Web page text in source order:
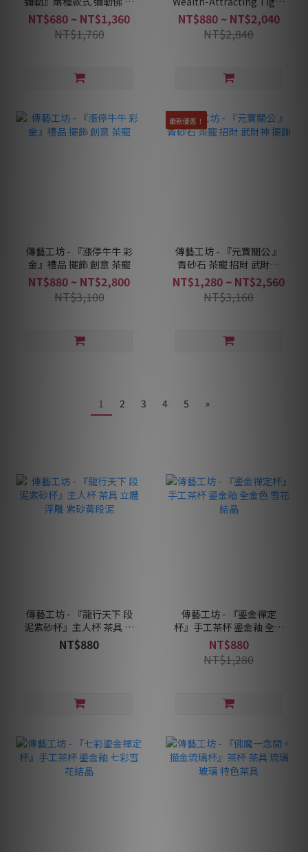
寶 富貴紅釉
NT$680 ~ NT$1,360
NT$1,760
Lord Figurine, Chibi
Tiger Deity Auspicious
Beast Blue Sandstone
NT$880 ~ NT$2,040
NT$2,840
傳藝工坊 - 『漲停牛牛 彩
金』禮品 擺飾 創意 茶寵
NT$880 ~ NT$2,800
NT$3,100
最新優惠！
傳藝工坊 - 『元寶關公 』
青砂石 茶寵 招財 武財神
擺飾
NT$1,280 ~ NT$2,560
NT$3,160
1 2 3 4 5 »
傳藝工坊 - 『龍行天下 段
泥紫砂杯』主人杯 茶具 立
體浮雕 紫砂黃段泥
NT$880
傳藝工坊 - 『鎏金禪定
杯』手工茶杯 鎏金釉 全金
色 雪花結晶
NT$880
NT$1,280